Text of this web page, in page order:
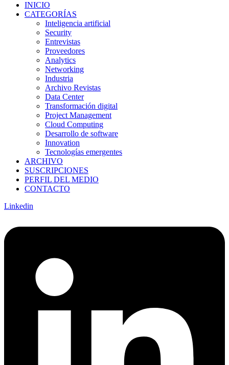
INICIO
CATEGORÍAS
Inteligencia artificial
Security
Entrevistas
Proveedores
Analytics
Networking
Industria
Archivo Revistas
Data Center
Transformación digital
Project Management
Cloud Computing
Desarrollo de software
Innovation
Tecnologías emergentes
ARCHIVO
SUSCRIPCIONES
PERFIL DEL MEDIO
CONTACTO
Linkedin